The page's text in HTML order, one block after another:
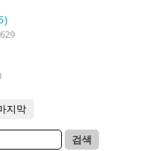
지막
검색